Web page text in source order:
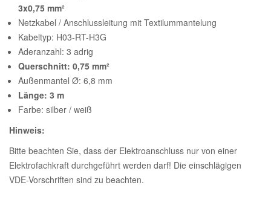
3x0,75 mm²
Netzkabel / Anschlussleitung mit Textilummantelung
Kabeltyp: H03-RT-H3G
Aderanzahl: 3 adrig
Querschnitt: 0,75 mm²
Außenmantel Ø: 6,8 mm
Länge: 3 m
Farbe: silber / weiß
Hinweis:
Bitte beachten Sie, dass der Elektroanschluss nur von einer
Elektrofachkraft durchgeführt werden darf! Die einschlägigen
VDE-Vorschriften sind zu beachten.